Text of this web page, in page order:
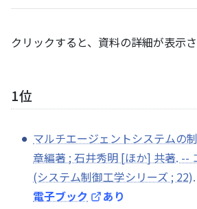
クリックすると、資料の詳細が表示さ
1位
マルチエージェントシステムの
章編著 ; 石井秀明 [ほか] 共著. --
(システム制御工学シリーズ ; 22).
電子ブック
あり